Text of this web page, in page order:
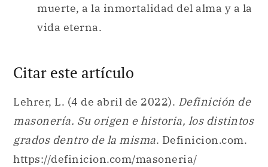
muerte, a la inmortalidad del alma y a la
vida eterna.
Citar este artículo
Lehrer, L. (4 de abril de 2022). Definición de
masonería. Su origen e historia, los distintos
grados dentro de la misma. Definicion.com.
https://definicion.com/masoneria/